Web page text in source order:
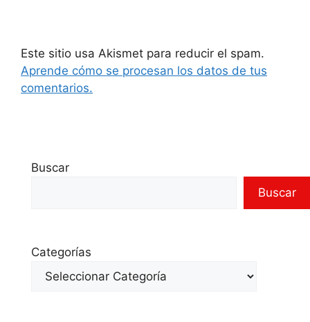
Este sitio usa Akismet para reducir el spam.
Aprende cómo se procesan los datos de tus
comentarios.
Buscar
Buscar
Categorías